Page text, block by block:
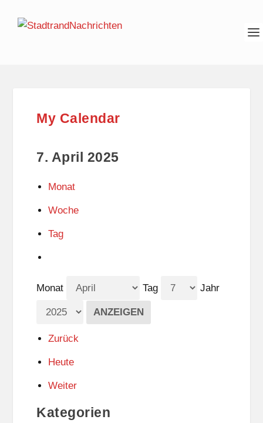
My Calendar
7. April 2025
Monat
Woche
Tag
Monat Tag Jahr
Zurück
Heute
Weiter
Kategorien